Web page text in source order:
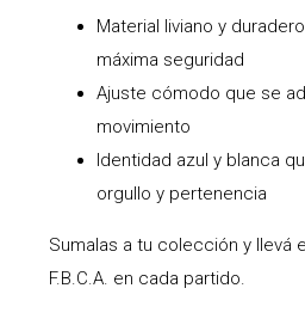
Material liviano y
máxima seguridad
Ajuste cómodo que se
movimiento
Identidad azul y blanca
orgullo y pertenencia
Sumalas a tu colección y llevá
F.B.C.A. en cada partido.